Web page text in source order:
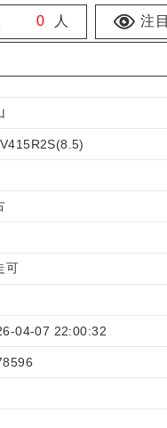
0 人 注目
可
04-07 22:00:32